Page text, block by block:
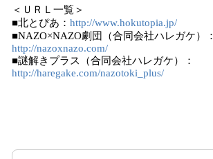
＜ＵＲＬ一覧＞
■北とぴあ： http://www.hokutopia.jp/
■NAZO×NAZO劇団（合同会社ハレガケ）：
http://nazoxnazo.com/
■謎解きプラス（合同会社ハレガケ）：
http://haregake.com/nazotoki_plus/